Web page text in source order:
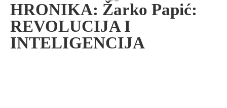
HRONIKA: Žarko Papić:
REVOLUCIJA I
INTELIGENCIJA